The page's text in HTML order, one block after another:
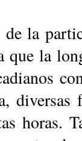
de la
que la
ho­ras.